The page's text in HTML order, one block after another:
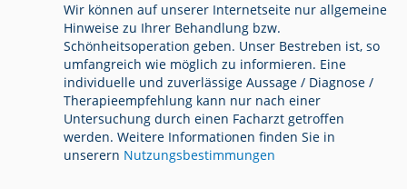
Wir können auf unserer Internetseite nur allgemeine
Hinweise zu Ihrer Behandlung bzw.
Schönheitsoperation geben. Unser Bestreben ist, so
umfangreich wie möglich zu informieren. Eine
individuelle und zuverlässige Aussage / Diagnose /
Therapieempfehlung kann nur nach einer
Untersuchung durch einen Facharzt getroffen
werden. Weitere Informationen finden Sie in
unserern Nutzungsbestimmungen